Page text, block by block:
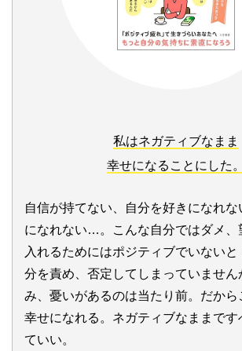
私はネガティブなまま
幸せになることにした。
自信が持てない、自分を好きになれ
になれない…。こんな自分ではダメ、
入れるためにはポジティブでいないと
分を責め、否定してしまっていません
み、憂いがあるのは当たり前。だから
幸せになれる。ネガティブなままです
ていい。